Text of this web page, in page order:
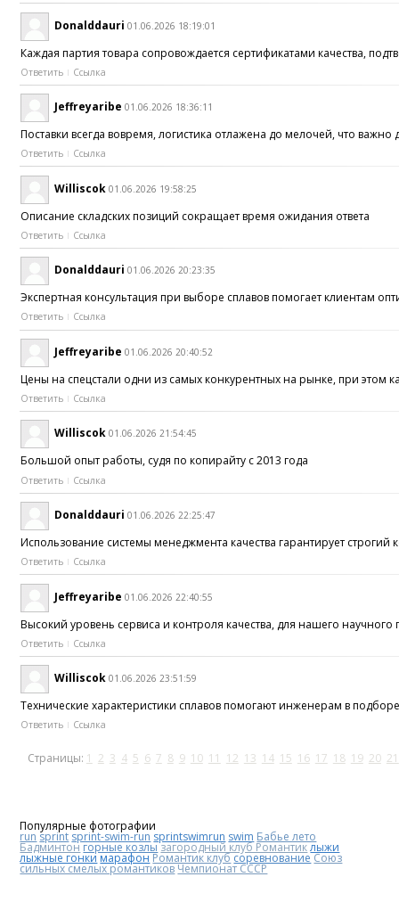
Donalddauri 01.06.2026 18:19:01
Каждая партия товара сопровождается сертификатами качества,
Ответить Ссылка
Jeffreyaribe 01.06.2026 18:36:11
Поставки всегда вовремя, логистика отлажена до мелочей, что
Ответить Ссылка
Williscok 01.06.2026 19:58:25
Описание складских позиций сокращает время ожидания ответа
Ответить Ссылка
Donalddauri 01.06.2026 20:23:35
Экспертная консультация при выборе сплавов помогает клиентам
Ответить Ссылка
Jeffreyaribe 01.06.2026 20:40:52
Цены на спецстали одни из самых конкурентных на рынке, при этом
Ответить Ссылка
Williscok 01.06.2026 21:54:45
Большой опыт работы, судя по копирайту с 2013 года
Ответить Ссылка
Donalddauri 01.06.2026 22:25:47
Использование системы менеджмента качества гарантирует строгий
Ответить Ссылка
Jeffreyaribe 01.06.2026 22:40:55
Высокий уровень сервиса и контроля качества, для нашего
Ответить Ссылка
Williscok 01.06.2026 23:51:59
Технические характеристики сплавов помогают инженерам в
Ответить Ссылка
Страницы: 1 2 3 4 5 6 7 8 9 10 11 12 13 14 15 16 17 18 19 20 21
Популярные фотографии
run sprint sprint-swim-run sprintswimrun swim Бабье лето
Бадминтонгорные козлы загородный клуб Романтиклыжи
лыжные гонки марафонРомантик клубсоревнованиеСоюз
сильных смелых романтиковЧемпионат СССР